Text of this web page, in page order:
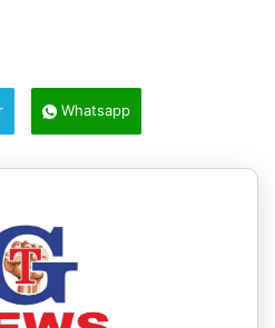
Whatsapp